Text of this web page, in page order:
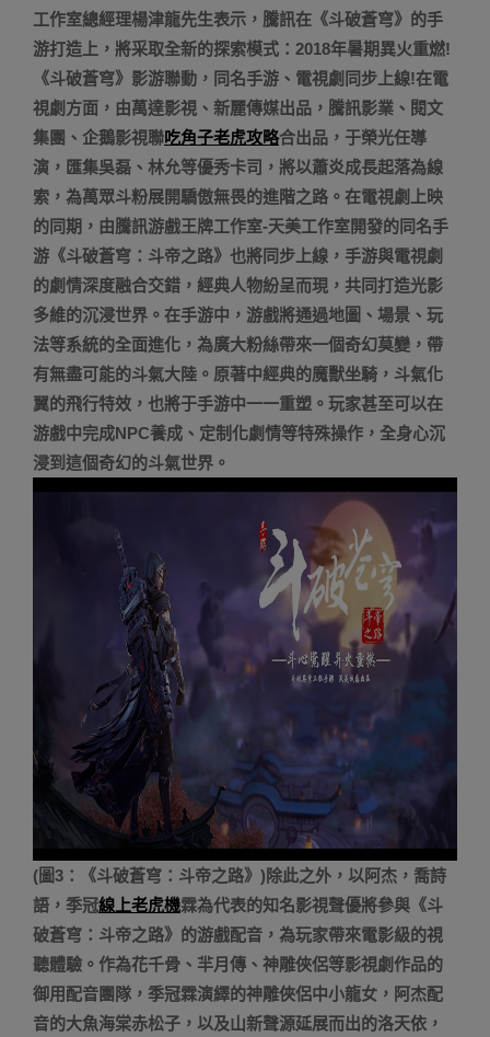
工作室總經理楊津龍先生表示，騰訊在《斗破蒼穹》的手
游打造上，將采取全新的探索模式：2018年暑期異火重燃!
《斗破蒼穹》影游聯動，同名手游、電視劇同步上線!在電
視劇方面，由萬達影視、新麗傳媒出品，騰訊影業、閱文
集團、企鵝影視聯吃角子老虎攻略合出品，于榮光任導
演，匯集吳磊、林允等優秀卡司，將以蕭炎成長起落為線
索，為萬眾斗粉展開驕傲無畏的進階之路。在電視劇上映
的同期，由騰訊游戲王牌工作室-天美工作室開發的同名手
游《斗破蒼穹：斗帝之路》也將同步上線，手游與電視劇
的劇情深度融合交錯，經典人物紛呈而現，共同打造光影
多維的沉浸世界。在手游中，游戲將通過地圖、場景、玩
法等系統的全面進化，為廣大粉絲帶來一個奇幻莫變，帶
有無盡可能的斗氣大陸。原著中經典的魔獸坐騎，斗氣化
翼的飛行特效，也將于手游中一一重塑。玩家甚至可以在
游戲中完成NPC養成、定制化劇情等特殊操作，全身心沉
浸到這個奇幻的斗氣世界。
(圖3：《斗破蒼穹：斗帝之路》)除此之外，以阿杰，喬詩
語，季冠線上老虎機霖為代表的知名影視聲優將參與《斗
破蒼穹：斗帝之路》的游戲配音，為玩家帶來電影級的視
聽體驗。作為花千骨、羋月傳、神雕俠侶等影視劇作品的
御用配音團隊，季冠霖演繹的神雕俠侶中小龍女，阿杰配
音的大魚海棠赤松子，以及山新聲源延展而出的洛天依，